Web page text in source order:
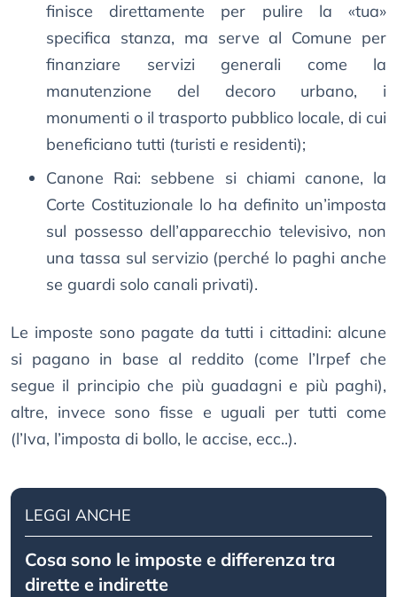
finisce direttamente per pulire la «tua»
specifica stanza, ma serve al Comune per
finanziare servizi generali come la
manutenzione del decoro urbano, i
monumenti o il trasporto pubblico locale, di cui
beneficiano tutti (turisti e residenti);
Canone Rai: sebbene si chiami canone, la
Corte Costituzionale lo ha definito un’imposta
sul possesso dell’apparecchio televisivo, non
una tassa sul servizio (perché lo paghi anche
se guardi solo canali privati).
Le imposte sono pagate da tutti i cittadini: alcune
si pagano in base al reddito (come l’Irpef che
segue il principio che più guadagni e più paghi),
altre, invece sono fisse e uguali per tutti come
(l’Iva, l’imposta di bollo, le accise, ecc..).
LEGGI ANCHE
Cosa sono le imposte e differenza tra
dirette e indirette